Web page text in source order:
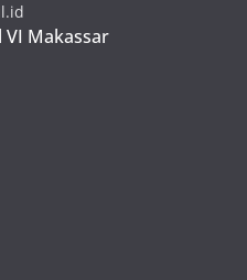
Makassar